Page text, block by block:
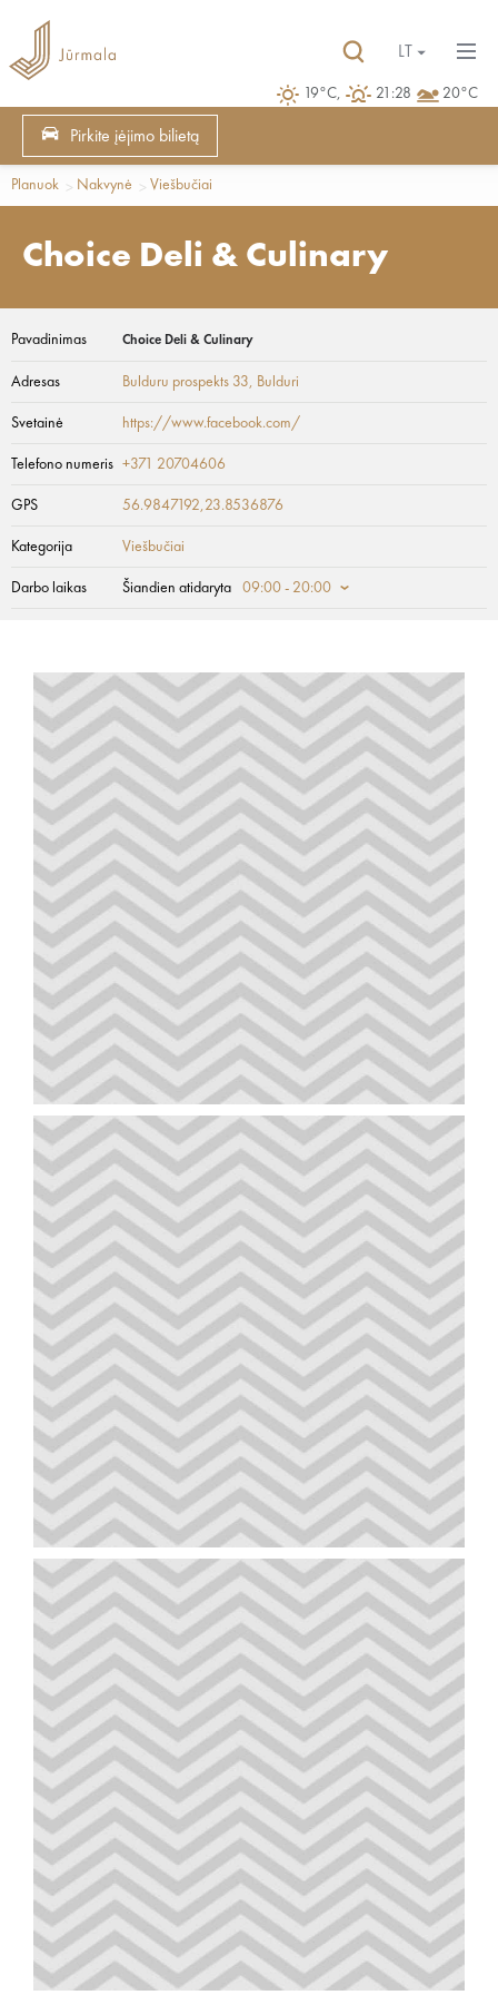
19°C, 21:28 20°C
LT
Pirkite įėjimo bilietą
Planuok Nakvynė Viešbučiai
Choice Deli & Culinary
Pavadinimas Choice Deli & Culinary
Adresas Bulduru prospekts 33, Bulduri
Svetainė https://www.facebook.com/
Telefono numeris +371 20704606
GPS 56.9847192,23.8536876
Kategorija Viešbučiai
Darbo laikas Šiandien atidaryta 09:00 - 20:00